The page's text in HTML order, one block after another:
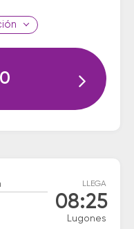
LLEGA
08:25
Lugones